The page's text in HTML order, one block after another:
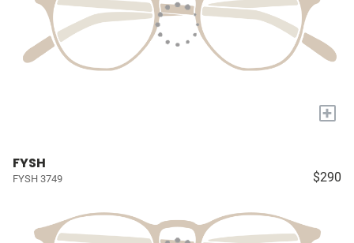
+
FYSH
FYSH 3749 $290